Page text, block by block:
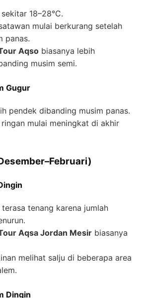
18–28°C.
mulai berkurang setelah
panas.
Aqso biasanya lebih
musim semi.
Gugur
pendek dibanding musim panas.
mulai meningkat di akhir
tenang karena jumlah
Aqsa Jordan Mesir biasanya
melihat salju di beberapa area
Dingin